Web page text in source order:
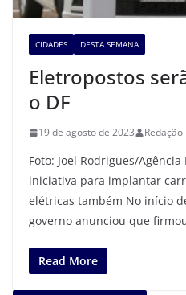
CIDADES DESTA SEMANA
Eletropostos
o DF
19 de agosto de 2023 Redação
Foto: Joel Rodrigues/
iniciativa para implantar
elétricas também No início
governo anunciou que
Read More